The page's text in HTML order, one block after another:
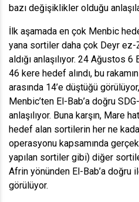
bazı değişiklikler olduğu
İlk aşamada en çok Menbic
yana sortiler daha çok Deyr ez-
aldığı anlaşılıyor. 24 Ağustos
46 kere hedef alındı, bu
arasında 14’e düştüğü
Menbic’ten El-Bab’a doğru
anlaşılıyor. Buna karşın, Mare
hedef alan sortilerin her ne
operasyonu kapsamında
yapılan sortiler gibi) diğer
Afrin yönünden El-Bab’a doğru
görülüyor.